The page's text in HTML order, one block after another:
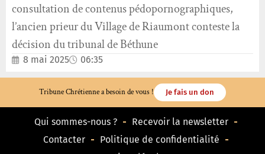
consultation de contenus pédopornographiques,
l’ancien prieur du Village de Riaumont conteste la
décision du tribunal de Béthune
8 mai 2025 06:35
Tribune Chrétienne a besoin de vous ! Je fais un don
Qui sommes-nous ?
Recevoir la newsletter
Contacter
Politique de confidentialité